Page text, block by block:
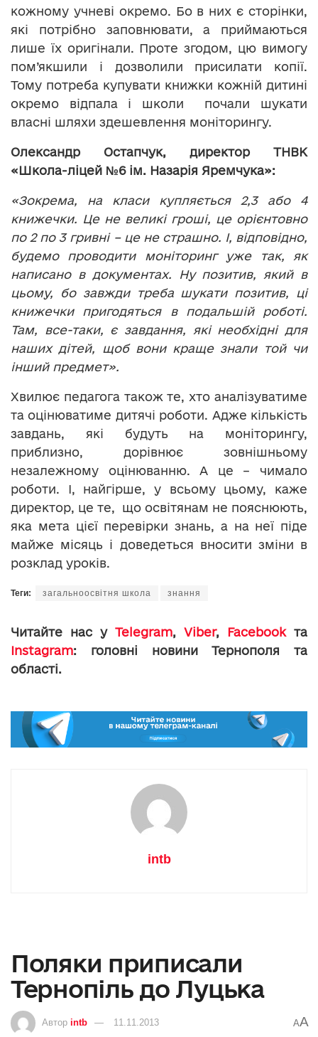
кожному учневі окремо. Бо в них є сторінки,
які потрібно заповнювати, а приймаються
лише їх оригінали. Проте згодом, цю вимогу
пом’якшили і дозволили присилати копії.
Тому потреба купувати книжки кожній дитині
окремо відпала і школи почали шукати
власні шляхи здешевлення моніторингу.
Олександр Остапчук, директор ТНВК
«Школа-ліцей №6 ім. Назарія Яремчука»:
«Зокрема, на класи купляється 2,3 або 4
книжечки. Це не великі гроші, це орієнтовно
по 2 по 3 гривні – це не страшно. І, відповідно,
будемо проводити моніторинг уже так, як
написано в документах. Ну позитив, який в
цьому, бо завжди треба шукати позитив, ці
книжечки пригодяться в подальшій роботі.
Там, все-таки, є завдання, які необхідні для
наших дітей, щоб вони краще знали той чи
інший предмет».
Хвилює педагога також те, хто аналізуватиме
та оцінюватиме дитячі роботи. Адже кількість
завдань, які будуть на моніторингу,
приблизно, дорівнює зовнішньому
незалежному оцінюванню. А це – чимало
роботи. І, найгірше, у всьому цьому, каже
директор, це те, що освітянам не пояснюють,
яка мета цієї перевірки знань, а на неї піде
майже місяць і доведеться вносити зміни в
розклад уроків.
Теги: загальноосвітня школа знання
Читайте нас у Telegram, Viber, Facebookта
Instagram: головні новини Тернополя та
області.
intb
Поляки приписали
Тернопіль до Луцька
Автор intb 11.11.2013 AA